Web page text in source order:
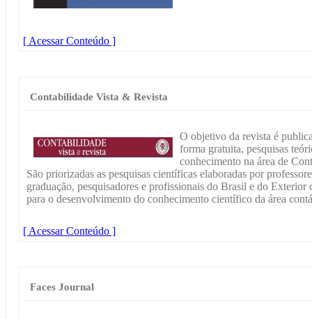
[ Acessar Conteúdo ]
Contabilidade Vista & Revista
O objetivo da revista é
forma gratuita, pesquisas
conhecimento na área de
São priorizadas as pesquisas científicas elaboradas por
graduação, pesquisadores e profissionais do Brasil e do
para o desenvolvimento do conhecimento científico da área
[ Acessar Conteúdo ]
Faces Journal